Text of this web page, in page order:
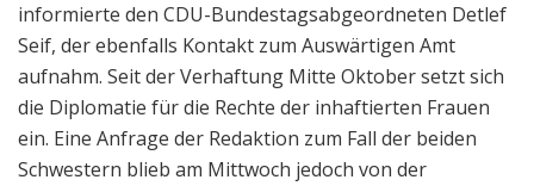
informierte den CDU-Bundestagsabgeordneten Detlef
Seif, der ebenfalls Kontakt zum Auswärtigen Amt
aufnahm. Seit der Verhaftung Mitte Oktober setzt sich
die Diplomatie für die Rechte der inhaftierten Frauen
ein. Eine Anfrage der Redaktion zum Fall der beiden
Schwestern blieb am Mittwoch jedoch von der